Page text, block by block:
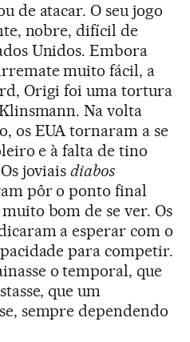
de atacar. O seu jogo
nobre, difícil de
Unidos. Embora
muito fácil, a
Origi foi uma tortura
Na volta
os EUA tornaram a se
e à falta de tino
joviaisdiabos
pôr o ponto final
bom de se ver. Os
a esperar com o
para competir.
o temporal, que
que um
sempre dependendo